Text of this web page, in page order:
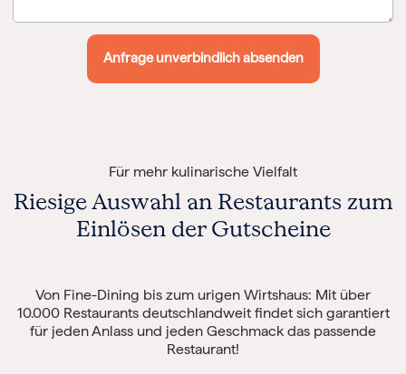
Für mehr kulinarische Vielfalt
Riesige Auswahl an Restaurants zum
Einlösen der Gutscheine
Von Fine-Dining bis zum urigen Wirtshaus: Mit über
10.000 Restaurants deutschlandweit findet sich garantiert
für jeden Anlass und jeden Geschmack das passende
Restaurant!